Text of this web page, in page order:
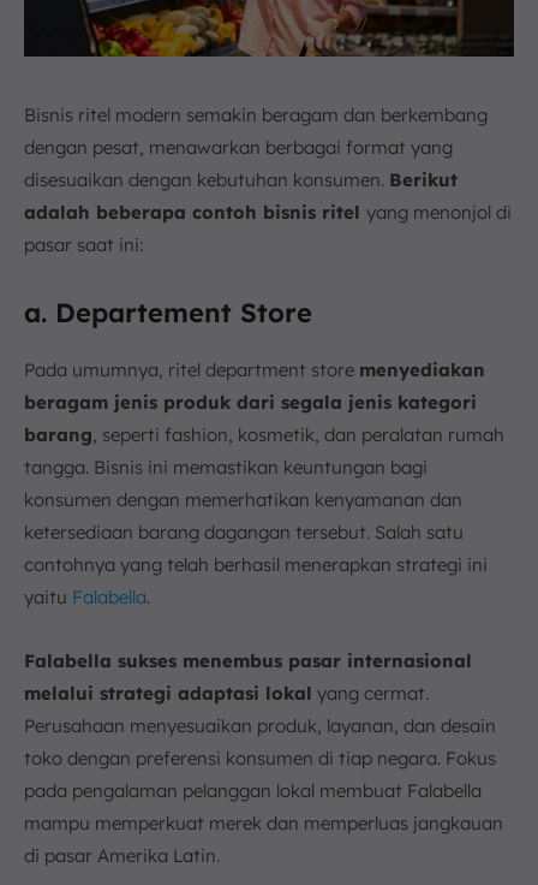
Bisnis ritel modern semakin beragam dan berkembang
dengan pesat, menawarkan berbagai format yang
disesuaikan dengan kebutuhan konsumen. Berikut
adalah beberapa contoh bisnis ritel yang menonjol di
pasar saat ini:
a. Departement Store
Pada umumnya, ritel department store menyediakan
beragam jenis produk dari segala jenis kategori
barang, seperti fashion, kosmetik, dan peralatan rumah
tangga. Bisnis ini memastikan keuntungan bagi
konsumen dengan memerhatikan kenyamanan dan
ketersediaan barang dagangan tersebut. Salah satu
contohnya yang telah berhasil menerapkan strategi ini
yaitu Falabella.
Falabella sukses menembus pasar internasional
melalui strategi adaptasi lokal yang cermat.
Perusahaan menyesuaikan produk, layanan, dan desain
toko dengan preferensi konsumen di tiap negara. Fokus
pada pengalaman pelanggan lokal membuat Falabella
mampu memperkuat merek dan memperluas jangkauan
di pasar Amerika Latin.